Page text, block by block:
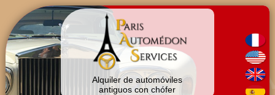
Alquiler de automóviles
antiguos con chófer